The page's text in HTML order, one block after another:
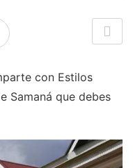
con Estilos
Samaná que debes